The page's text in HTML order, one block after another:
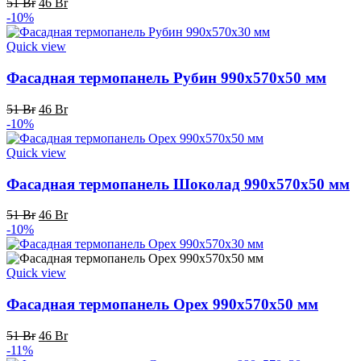
51Br
составляла
51 Br.
46 Br
46 Br.
-10%
Quick view
Фасадная термопанель Рубин 990x570x50 мм
51Br Первоначальная
составляла
51 Br.
46 BrТекущая
46 Br.
-10%
Quick view
Фасадная термопанель Шоколад 990x570x50 мм
51Br Первоначальная
составляла
51 Br.
46 BrТекущая
46 Br.
-10%
Quick view
Фасадная термопанель Орех 990x570x50 мм
51Br Первоначальная
46 BrТекущая
-11%